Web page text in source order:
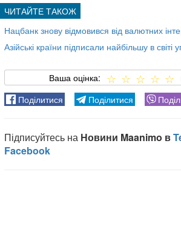
Нацбанк знову відмовився від валютних
Азійські країни підписали найбільшу в світі